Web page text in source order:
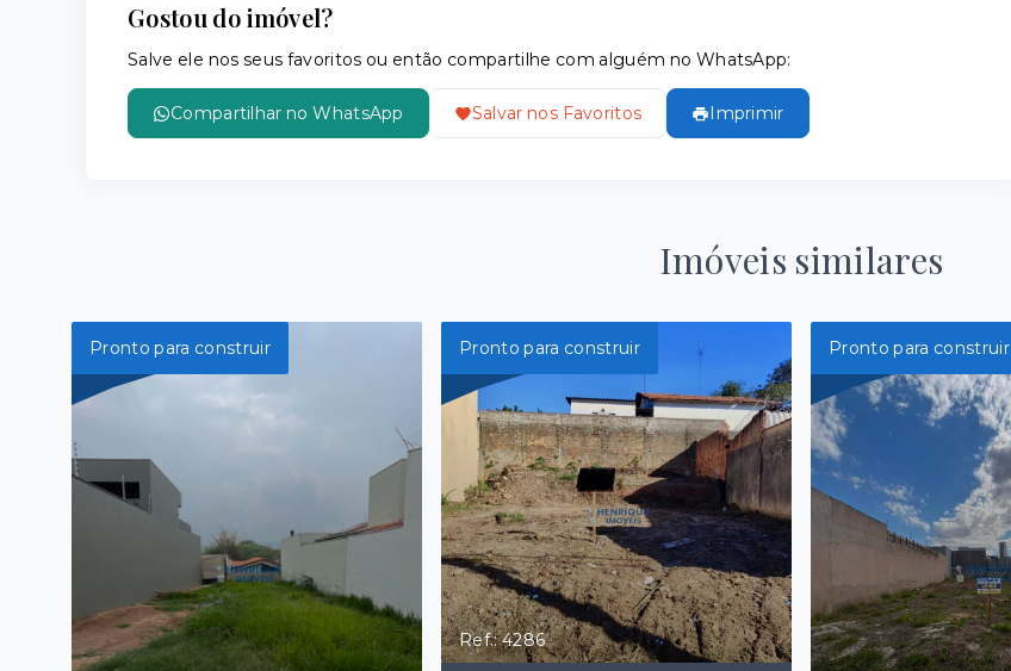
Gostou do imóvel?
Salve ele nos seus favoritos ou então compartilhe com alguém no WhatsApp:
Compartilhar no WhatsApp Salvar nos Favoritos Imprimir
Imóveis similares
Pronto para construir Pronto para construir
Ref.: 4286
Pronto para construir